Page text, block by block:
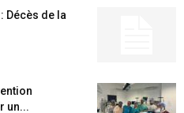
Décès de la
un...